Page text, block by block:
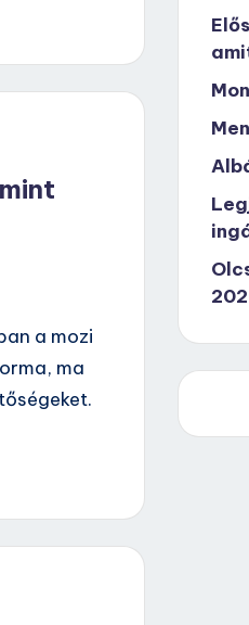
a mozi
ma